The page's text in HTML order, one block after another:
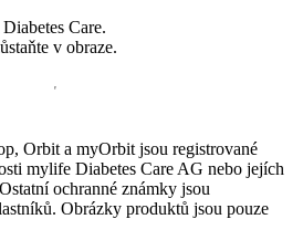
Care.
v obraze.
Orbit a myOrbit jsou registrované
mylife Diabetes Care AG nebo jejích
ochranné známky jsou
Obrázky produktů jsou pouze